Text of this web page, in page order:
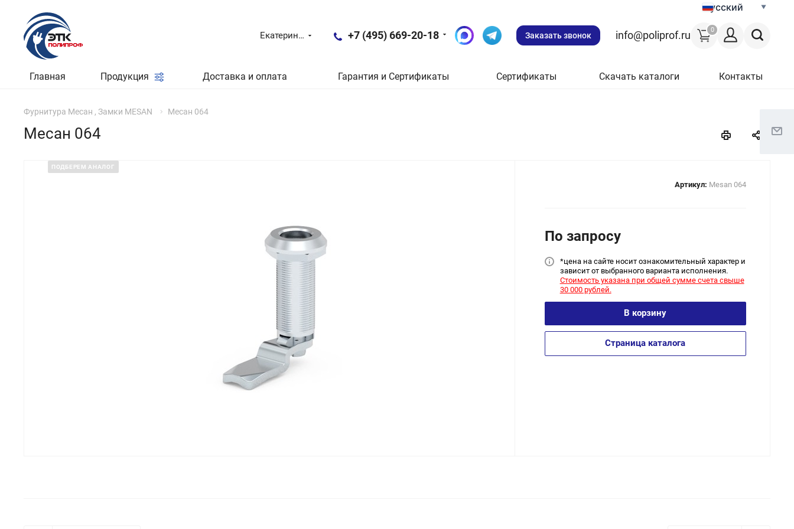
Русский
0
Екатеринбург +7 (495) 669-20-18 Заказать звонок info@poliprof.ru
Главная Продукция Доставка и оплата Гарантия и Сертификаты Сертификаты Скачать каталоги Контакты
Фурнитура Месан , Замки MESAN Месан 064
Месан 064
ПОДБЕРЕМ АНАЛОГ
Артикул: Mesan 064
По запросу
*цена на сайте носит ознакомительный характер и
зависит от выбранного варианта исполнения.
Стоимость указана при общей сумме счета свыше
30 000 рублей.
В корзину
Страница каталога